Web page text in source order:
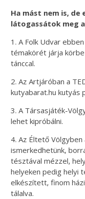
Ha mást nem is, de
látogassátok meg
1. A Folk Udvar
témakörét járja
tánccal.
2. Az Artjáróban a
kutyabarat.hu kutyás
3. A Társasjáték-
lehet kipróbálni.
4. Az Éltető
ismerkedhetünk,
tésztával mézzel,
helyeken pedig helyi
elkészített, finom
tálalva.